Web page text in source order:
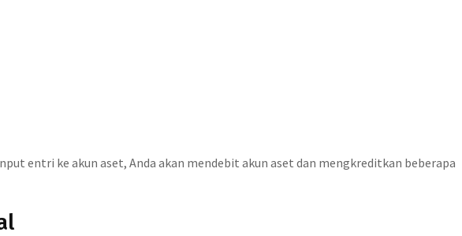
entri ke akun aset, Anda akan mendebit akun aset dan mengkreditkan beberapa